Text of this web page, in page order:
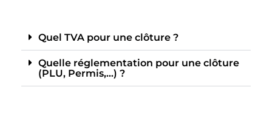
Quel TVA pour une clôture ?
Quelle réglementation pour une clôture
(PLU, Permis,…) ?